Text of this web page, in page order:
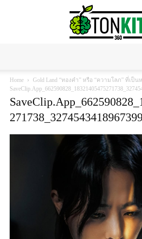
Home
Gold Land “ทองคำ” หรือ “ความโลภ” ที่เป็